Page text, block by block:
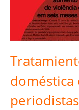
doméstica
periodistas